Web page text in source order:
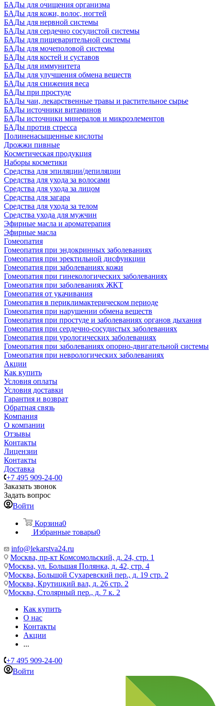
БАДы для очищения организма
БАДы для кожи, волос, ногтей
БАДы для нервной системы
БАДы для сердечно сосудистой системы
БАДы для пищеварительной системы
БАДы для мочеполовой системы
БАДы для костей и суставов
БАДы для иммунитета
БАДы для улучшения обмена веществ
БАДы для снижения веса
БАДы при простуде
БАДы чаи, лекарственные травы и растительное сырье
БАДы источники витаминов
БАДы источники минералов и микроэлементов
БАДы против стресса
Полиненасыщенные кислоты
Дрожжи пивные
Косметическая продукция
Наборы косметики
Средства для эпиляции/депиляции
Средства для ухода за волосами
Средства для ухода за лицом
Средства для загара
Средства для ухода за телом
Средства ухода для мужчин
Эфирные масла и ароматерапия
Эфирные масла
Гомеопатия
Гомеопатия при эндокринных заболеваниях
Гомеопатия при эректильной дисфункции
Гомеопатия при заболеваниях кожи
Гомеопатия при гинекологических заболеваниях
Гомеопатия при заболеваниях ЖКТ
Гомеопатия от укачивания
Гомеопатия в периклимактерическом периоде
Гомеопатия при нарушении обмена веществ
Гомеопатия при простуде и заболеваниях органов дыхания
Гомеопатия при сердечно-сосудистых заболеваниях
Гомеопатия при урологических заболеваниях
Гомеопатия при заболеваниях опорно-двигательной системы
Гомеопатия при неврологических заболеваниях
Акции
Как купить
Условия оплаты
Условия доставки
Гарантия и возврат
Обратная связь
Компания
О компании
Отзывы
Контакты
Лицензии
Контакты
Доставка
+7 495 909-24-00
Заказать звонок
Задать вопрос
Войти
Корзина0
Избранные товары0
info@lekarstva24.ru
Москва, пр-кт Комсомольский, д. 24, стр. 1
Москва, ул. Большая Полянка, д. 42, стр. 4
Москва, Большой Сухаревский пер., д. 19 стр. 2
Москва, Крутицкий вал, д. 26 стр. 2
Москва, Столярный пер., д. 7 к. 2
Как купить
О нас
Контакты
Акции
...
+7 495 909-24-00
Войти